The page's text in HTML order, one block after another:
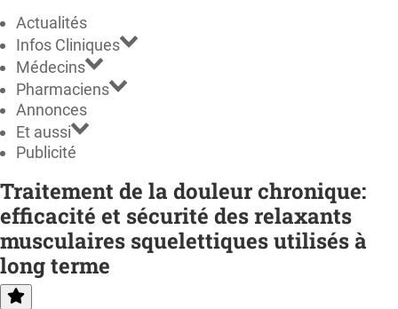
Actualités
Infos Cliniques
Médecins
Pharmaciens
Annonces
Et aussi
Publicité
Traitement de la douleur chronique:
efficacité et sécurité des relaxants
musculaires squelettiques utilisés à
long terme